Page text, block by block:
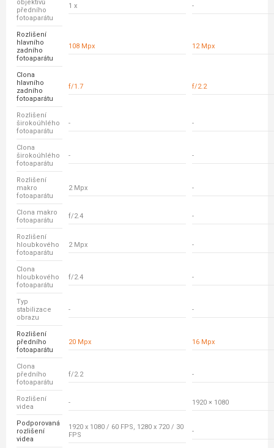
objektivů
předního
fotoaparátu
1 x -
Rozlišení
hlavního
zadního
fotoaparátu
108 Mpx 12 Mpx
Clona
hlavního
zadního
fotoaparátu
f/1.7 f/2.2
Rozlišení
širokoúhlého
fotoaparátu
- -
Clona
širokoúhlého
fotoaparátu
- -
Rozlišení
makro
fotoaparátu
2 Mpx -
Clona makro
fotoaparátu
f/2.4 -
Rozlišení
hloubkového
fotoaparátu
2 Mpx -
Clona
hloubkového
fotoaparátu
f/2.4 -
Typ
stabilizace
obrazu
- -
Rozlišení
předního
fotoaparátu
20 Mpx 16 Mpx
Clona
předního
fotoaparátu
f/2.2 -
Rozlišení
videa
- 1920 × 1080
Podporovaná
rozlišení
videa
1920 x 1080 / 60 FPS, 1280 x 720 / 30
FPS
-